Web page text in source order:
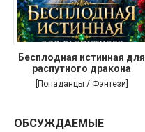
Бесплодная истинная для
распутного дракона
[Попаданцы / Фэнтези]
ОБСУЖДАЕМЫЕ